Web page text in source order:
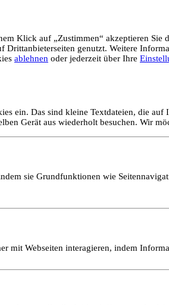
Klick auf „Zustimmen“ akzeptieren
genutzt. Weitere
ablehnen oder jederzeit über Ihre
ein. Das sind kleine Textdateien, die
Gerät aus wiederholt besuchen. Wir
sie Grundfunktionen wie
mit Webseiten interagieren, indem